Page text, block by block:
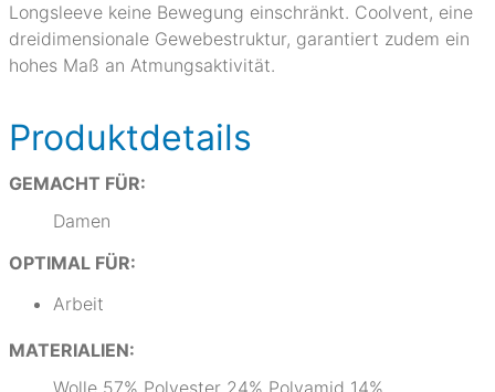
Longsleeve keine Bewegung einschränkt. Coolvent, eine
dreidimensionale Gewebestruktur, garantiert zudem ein
hohes Maß an Atmungsaktivität.
Produktdetails
GEMACHT FÜR:
Damen
OPTIMAL FÜR:
Arbeit
MATERIALIEN:
Wolle 57% Polyester 24% Polyamid 14%